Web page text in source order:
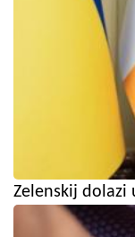
Zelenskij dolazi